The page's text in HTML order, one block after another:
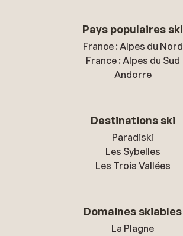
Pays populaires ski
France : Alpes du Nord
France : Alpes du Sud
Andorre
Destinations ski
Paradiski
Les Sybelles
Les Trois Vallées
Domaines skiables
La Plagne